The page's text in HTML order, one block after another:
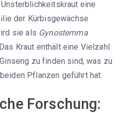
eine
der Kürbisgewächse
sie als Gynostemma
Kraut enthält eine Vielzahl
zu finden sind, was zu
Pflanzen geführt hat.
Forschung: